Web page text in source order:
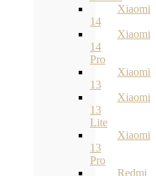
Xiaomi
14
Xiaomi
14
Pro
Xiaomi
13
Xiaomi
13
Lite
Xiaomi
13
Pro
Redmi